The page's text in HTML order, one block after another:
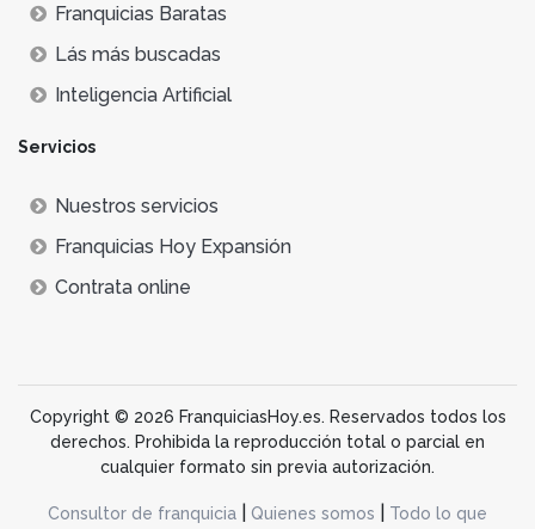
Franquicias Baratas
Lás más buscadas
Inteligencia Artificial
Servicios
Nuestros servicios
Franquicias Hoy Expansión
Contrata online
Copyright © 2026 FranquiciasHoy.es. Reservados todos los
derechos. Prohibida la reproducción total o parcial en
cualquier formato sin previa autorización.
Consultor de franquicia Quienes somos Todo lo que